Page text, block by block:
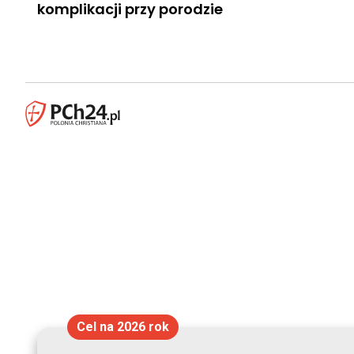
komplikacji przy porodzie
Cel na 2026 rok